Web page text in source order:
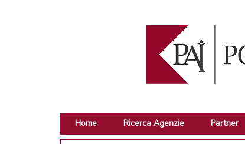
Home Ricerca Agenzie Partner